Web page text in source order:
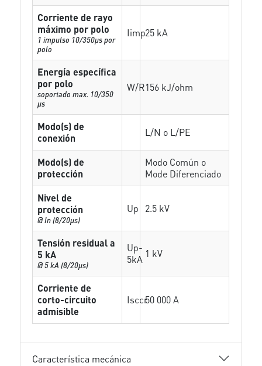
Corriente de rayo
máximo por polo
1 impulso 10/350µs por
polo
Iimp25 kA
Energía específica
por polo
soportado max. 10/350
µs
W/R156 kJ/ohm
Modo(s) de
conexión
L/N o L/PE
Modo(s) de
protección
Modo Común o
Mode Diferenciado
Nivel de
protección
@ In (8/20µs)
Up 2.5 kV
Tensión residual a
5 kA
@ 5 kA (8/20µs)
Up-
5kA 1 kV
Corriente de
corto-circuito
admisible
Isccr50 000 A
Característica mecánica